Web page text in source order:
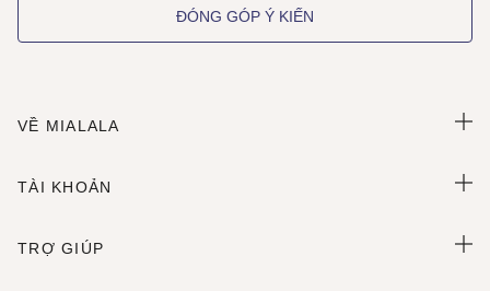
ĐÓNG GÓP Ý KIẾN
VỀ MIALALA
TÀI KHOẢN
TRỢ GIÚP